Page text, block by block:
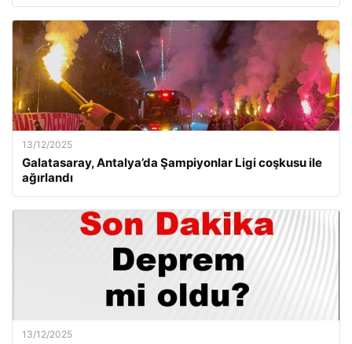
13/12/2025
Galatasaray, Antalya’da Şampiyonlar Ligi coşkusu ile
ağırlandı
13/12/2025